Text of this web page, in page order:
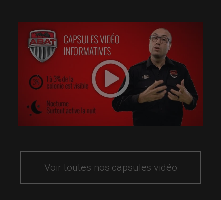
Voir toutes nos capsules vidéo